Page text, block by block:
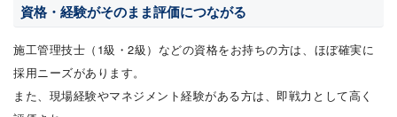
資格・経験がそのまま評価につながる
施工管理技士（1級・2級）などの資格をお持ちの方は、ほぼ確実に
採用ニーズがあります。
また、現場経験やマネジメント経験がある方は、即戦力として高く